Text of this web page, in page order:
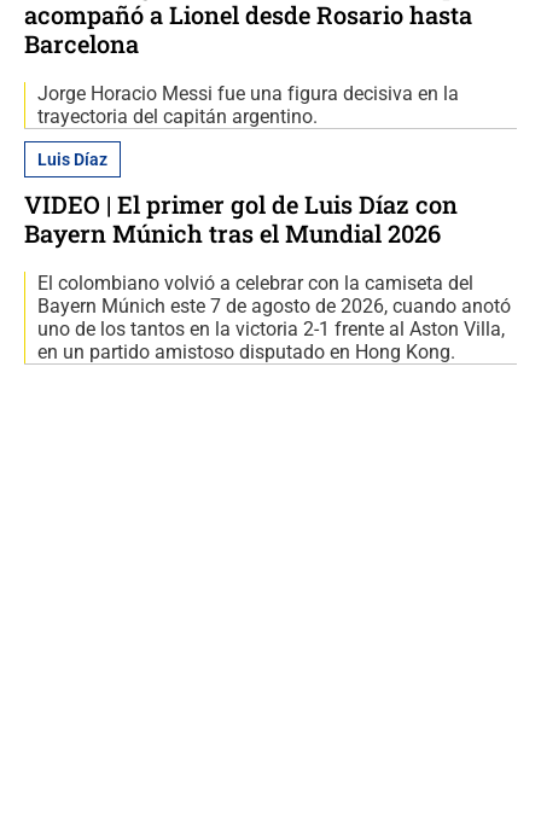
acompañó a Lionel desde Rosario hasta
Barcelona
Jorge Horacio Messi fue una figura decisiva en la
trayectoria del capitán argentino.
Luis Díaz
VIDEO | El primer gol de Luis Díaz con
Bayern Múnich tras el Mundial 2026
El colombiano volvió a celebrar con la camiseta del
Bayern Múnich este 7 de agosto de 2026, cuando anotó
uno de los tantos en la victoria 2-1 frente al Aston Villa,
en un partido amistoso disputado en Hong Kong.